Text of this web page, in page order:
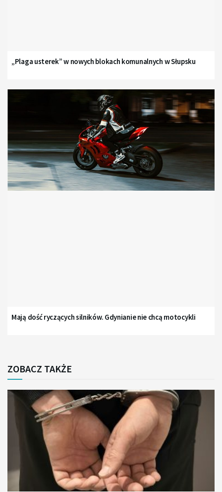
„Plaga usterek” w nowych blokach komunalnych w Słupsku
Mają dość ryczących silników. Gdynianie nie chcą motocykli
ZOBACZ TAKŻE